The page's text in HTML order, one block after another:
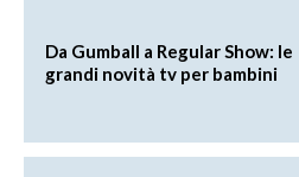
Da Gumball a Regular Show: le
grandi novità tv per bambini